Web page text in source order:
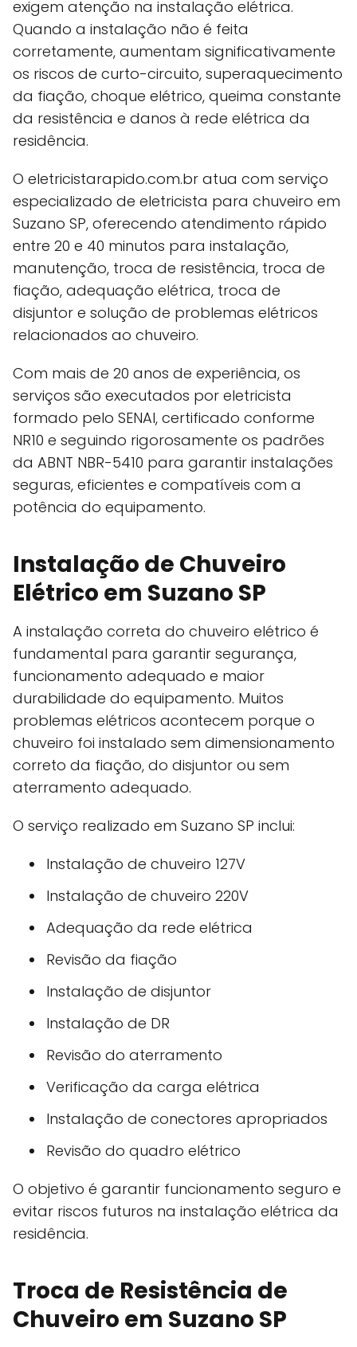
exigem atenção na instalação elétrica.
Quando a instalação não é feita
corretamente, aumentam significativamente
os riscos de curto-circuito, superaquecimento
da fiação, choque elétrico, queima constante
da resistência e danos à rede elétrica da
residência.
O eletricistarapido.com.br atua com serviço
especializado de eletricista para chuveiro em
Suzano SP, oferecendo atendimento rápido
entre 20 e 40 minutos para instalação,
manutenção, troca de resistência, troca de
fiação, adequação elétrica, troca de
disjuntor e solução de problemas elétricos
relacionados ao chuveiro.
Com mais de 20 anos de experiência, os
serviços são executados por eletricista
formado pelo SENAI, certificado conforme
NR10 e seguindo rigorosamente os padrões
da ABNT NBR-5410 para garantir instalações
seguras, eficientes e compatíveis com a
potência do equipamento.
Instalação de Chuveiro
Elétrico em Suzano SP
A instalação correta do chuveiro elétrico é
fundamental para garantir segurança,
funcionamento adequado e maior
durabilidade do equipamento. Muitos
problemas elétricos acontecem porque o
chuveiro foi instalado sem dimensionamento
correto da fiação, do disjuntor ou sem
aterramento adequado.
O serviço realizado em Suzano SP inclui:
Instalação de chuveiro 127V
Instalação de chuveiro 220V
Adequação da rede elétrica
Revisão da fiação
Instalação de disjuntor
Instalação de DR
Revisão do aterramento
Verificação da carga elétrica
Instalação de conectores apropriados
Revisão do quadro elétrico
O objetivo é garantir funcionamento seguro e
evitar riscos futuros na instalação elétrica da
residência.
Troca de Resistência de
Chuveiro em Suzano SP